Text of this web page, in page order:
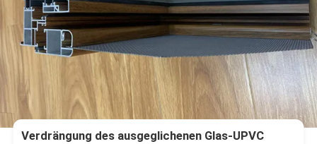
Verdrängung des ausgeglichenen Glas-UPVC